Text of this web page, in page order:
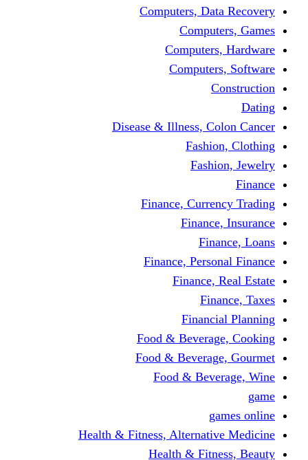
Computers,
Disease & Illness,
Finance,
Finance,
Finance,
Food &
Food &
Food &
Health & Fitness,
Health &